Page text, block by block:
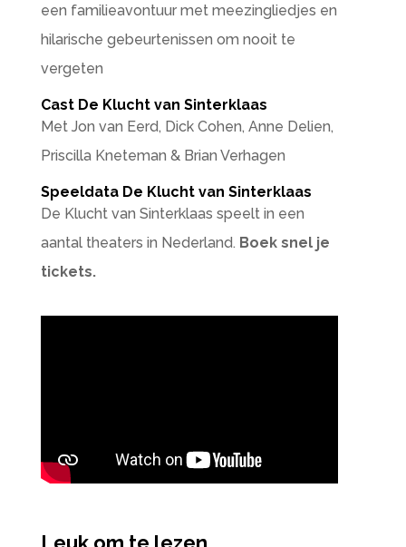
een familieavontuur met meezingliedjes en
hilarische gebeurtenissen om nooit te
vergeten
Cast De Klucht van Sinterklaas
Met Jon van Eerd, Dick Cohen, Anne Delien,
Priscilla Kneteman & Brian Verhagen
Speeldata De Klucht van Sinterklaas
De Klucht van Sinterklaas speelt in een
aantal theaters in Nederland. Boek snel je
tickets.